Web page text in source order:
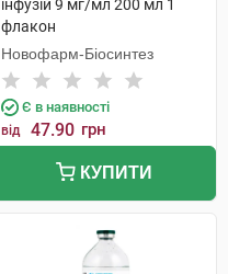
інфузій 9 мг/мл 200 мл 1
флакон
Новофарм-Біосинтез
Є в наявності
від 47.90 грн
КУПИТИ